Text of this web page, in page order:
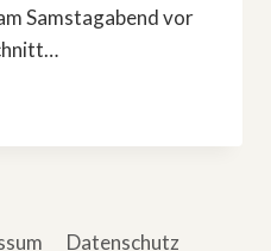
Samstagabend vor
Datenschutz